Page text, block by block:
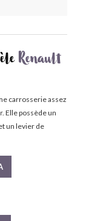
Renault
carrosserie assez
Elle possède un
un levier de